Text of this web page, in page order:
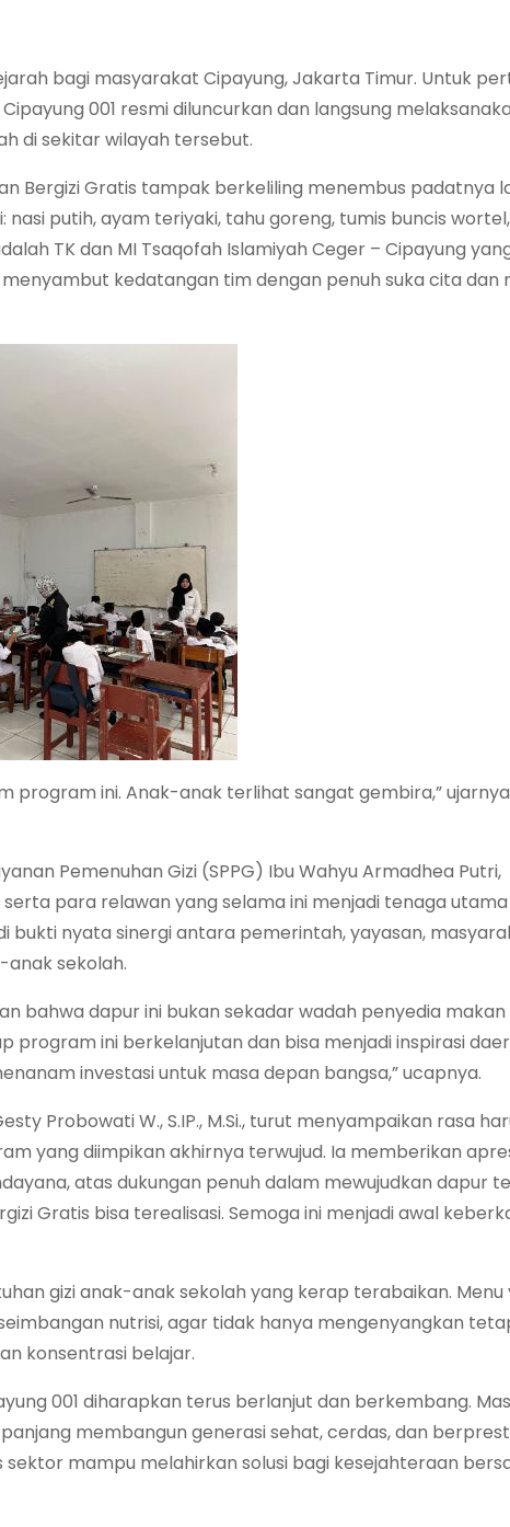
bagi masyarakat Cipayung, Jakarta Timur. Untuk
001 resmi diluncurkan dan langsung
di sekitar wilayah tersebut.
Bergizi Gratis tampak berkeliling menembus padatnya
putih, ayam teriyaki, tahu goreng, tumis buncis
TK dan MI Tsaqofah Islamiyah Ceger – Cipayung
kedatangan tim dengan penuh suka cita dan
program ini. Anak-anak terlihat sangat gembira,”
Pemenuhan Gizi (SPPG) Ibu Wahyu Armadhea Putri,
para relawan yang selama ini menjadi tenaga
bukti nyata sinergi antara pemerintah, yayasan,
anak sekolah.
bahwa dapur ini bukan sekadar wadah penyedia
program ini berkelanjutan dan bisa menjadi inspirasi
investasi untuk masa depan bangsa,” ucapnya.
Probowati W., S.IP., M.Si., turut menyampaikan rasa
yang diimpikan akhirnya terwujud. Ia memberikan
atas dukungan penuh dalam mewujudkan dapur
Gratis bisa terealisasi. Semoga ini menjadi awal
gizi anak-anak sekolah yang kerap terabaikan. Menu
nutrisi, agar tidak hanya mengenyangkan
konsentrasi belajar.
001 diharapkan terus berlanjut dan berkembang.
membangun generasi sehat, cerdas, dan
mampu melahirkan solusi bagi kesejahteraan